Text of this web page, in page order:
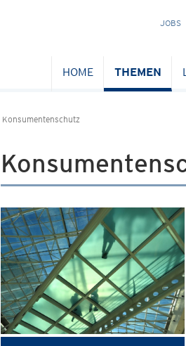
NAVIGATION
JOBS
HOME THEMEN
Konsumentenschutz